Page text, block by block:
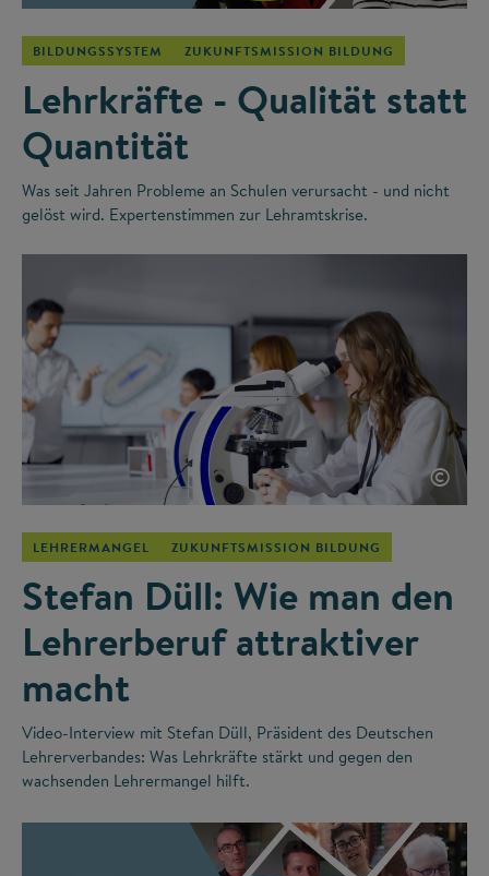
BILDUNGSSYSTEM ZUKUNFTSMISSION BILDUNG
Lehrkräfte - Qualität statt
Quantität
Was seit Jahren Probleme an Schulen verursacht - und nicht
gelöst wird. Expertenstimmen zur Lehramtskrise.
©
LEHRERMANGEL ZUKUNFTSMISSION BILDUNG
Stefan Düll: Wie man den
Lehrerberuf attraktiver
macht
Video-Interview mit Stefan Düll, Präsident des Deutschen
Lehrerverbandes: Was Lehrkräfte stärkt und gegen den
wachsenden Lehrermangel hilft.